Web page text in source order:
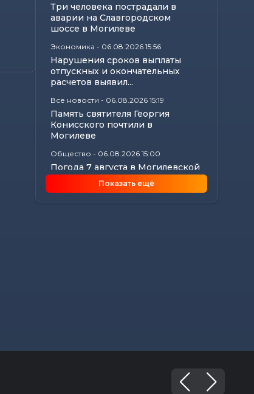
Три человека пострадали в
аварии на Славгородском
шоссе в Могилеве
Экономика - 06.08.2026 15:56
Нарушения сроков выплаты
отпускных и окончательных
расчетов выявил...
Все новости - 06.08.2026 15:19
Память святителя Георгия
Конисского почтили в
Могилеве
Общество - 06.08.2026 15:00
Погода 7 августа в Могилевской
области: ливни, град,
шквалистый...
Показать ещё